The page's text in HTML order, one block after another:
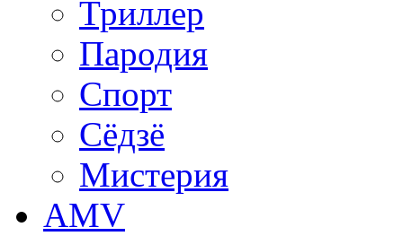
Триллер
Пародия
Спорт
Сёдзё
Мистерия
AMV